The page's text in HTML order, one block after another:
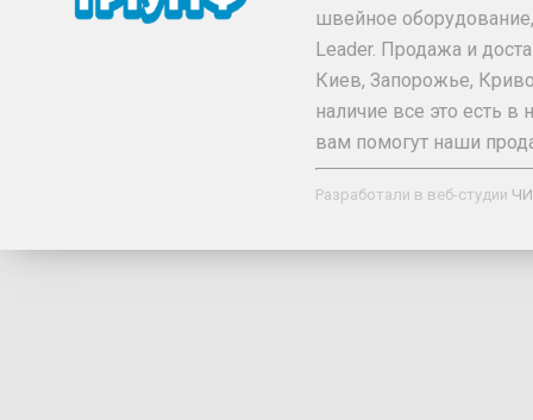
швейное
Leader. Продажа и
Киев, Запорожье,
наличие все это есть
вам помогут наши
Разработали в веб-студии